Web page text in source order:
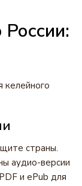
келейного
страны.
аудио-версии
и ePub для